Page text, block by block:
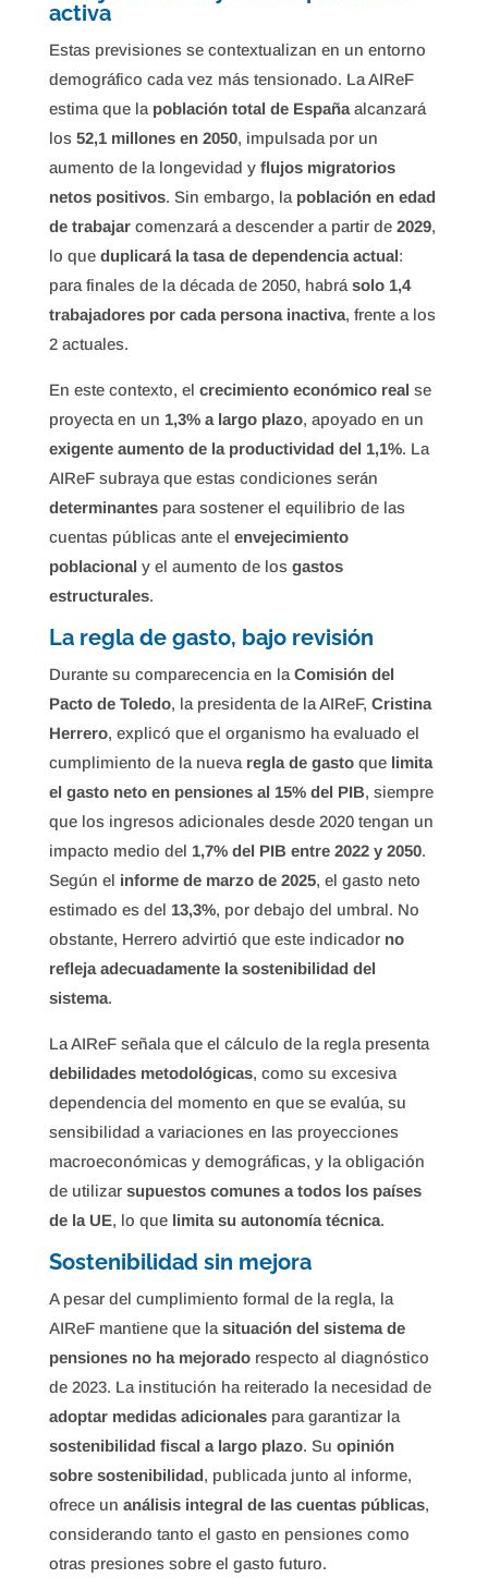
activa
Estas previsiones se contextualizan en un entorno
demográfico cada vez más tensionado. La AIReF
estima que la población total de Españaalcanzará
los 52,1 millones en 2050, impulsada por un
aumento de la longevidad y flujos migratorios
netos positivos. Sin embargo, la población en edad
de trabajarcomenzará a descender a partir de 2029,
lo que duplicará la tasa de dependencia actual:
para finales de la década de 2050, habrá solo 1,4
trabajadores por cada persona inactiva, frente a los
2 actuales.
En este contexto, el crecimiento económico real se
proyecta en un 1,3% a largo plazo, apoyado en un
exigente aumento de la productividad del 1,1%. La
AIReF subraya que estas condiciones serán
determinantespara sostener el equilibrio de las
cuentas públicas ante el envejecimiento
poblacional y el aumento de los gastos
estructurales.
La regla de gasto, bajo revisión
Durante su comparecencia en la Comisión del
Pacto de Toledo, la presidenta de la AIReF, Cristina
Herrero, explicó que el organismo ha evaluado el
cumplimiento de la nueva regla de gastoque limita
el gasto neto en pensiones al 15% del PIB, siempre
que los ingresos adicionales desde 2020 tengan un
impacto medio del 1,7% del PIB entre 2022 y 2050.
Según el informe de marzo de 2025, el gasto neto
estimado es del 13,3%, por debajo del umbral. No
obstante, Herrero advirtió que este indicador no
refleja adecuadamente la sostenibilidad del
sistema.
La AIReF señala que el cálculo de la regla presenta
debilidades metodológicas, como su excesiva
dependencia del momento en que se evalúa, su
sensibilidad a variaciones en las proyecciones
macroeconómicas y demográficas, y la obligación
de utilizar supuestos comunes a todos los países
de la UE, lo que limita su autonomía técnica.
Sostenibilidad sin mejora
A pesar del cumplimiento formal de la regla, la
AIReF mantiene que la situación del sistema de
pensiones no ha mejoradorespecto al diagnóstico
de 2023. La institución ha reiterado la necesidad de
adoptar medidas adicionalespara garantizar la
sostenibilidad fiscal a largo plazo. Su opinión
sobre sostenibilidad, publicada junto al informe,
ofrece un análisis integral de las cuentas públicas,
considerando tanto el gasto en pensiones como
otras presiones sobre el gasto futuro.